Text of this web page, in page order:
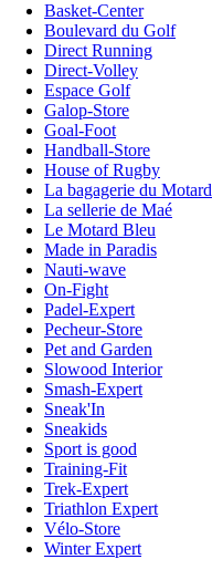
Basket-Center
Boulevard du Golf
Direct Running
Direct-Volley
Espace Golf
Galop-Store
Goal-Foot
Handball-Store
House of Rugby
La bagagerie du Motard
La sellerie de Maé
Le Motard Bleu
Made in Paradis
Nauti-wave
On-Fight
Padel-Expert
Pecheur-Store
Pet and Garden
Slowood Interior
Smash-Expert
Sneak'In
Sneakids
Sport is good
Training-Fit
Trek-Expert
Triathlon Expert
Vélo-Store
Winter Expert